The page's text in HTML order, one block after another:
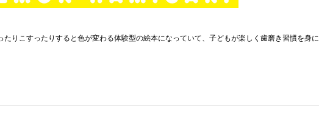
りこすったりすると色が変わる体験型の絵本になっていて、子どもが楽しく歯磨き習慣を身に